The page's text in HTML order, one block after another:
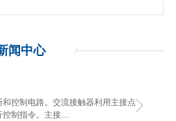
闻 中心
控制电路。交流接触器利用主接点
控制指令。主接…